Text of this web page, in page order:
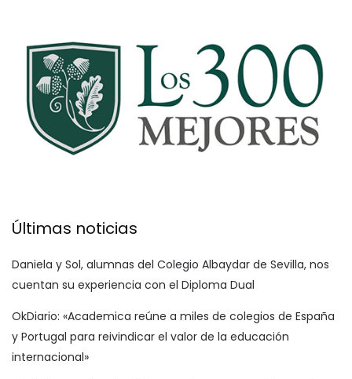
Últimas noticias
Daniela y Sol, alumnas del Colegio Albaydar de Sevilla, nos
cuentan su experiencia con el Diploma Dual
OkDiario: «Academica reúne a miles de colegios de España
y Portugal para reivindicar el valor de la educación
internacional»